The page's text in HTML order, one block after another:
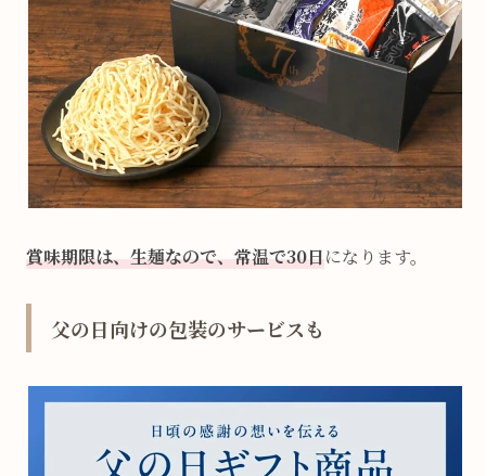
賞味期限は、生麺なので、常温で30日になります。
父の日向けの包装のサービスも